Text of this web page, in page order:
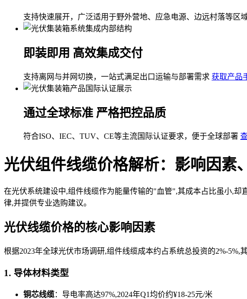
支持快速展开，广泛适用于野外营地、应急电源、边远村落等区
即装即用 高效集成交付
支持离网与并网切换，一站式满足出口运输与部署需求 获取产品
通过全球标准 严格把控品质
符合ISO、IEC、TUV、CE等主流国际认证要求，便于全球部署
光伏组件线缆价格解析：影响因素
在光伏系统建设中,组件线缆作为能量传输的"血管",其成本占比虽小,却
律,并提供专业选购建议。
光伏线缆价格的核心影响因素
根据2023年全球光伏市场调研,组件线缆成本约占系统总投资的2%-5%,
1. 导体材料类型
铜芯线缆：导电率高达97%,2024年Q1均价约¥18-25元/米